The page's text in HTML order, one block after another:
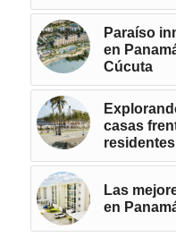
Paraíso
en
Cúcuta
casas
Las
en